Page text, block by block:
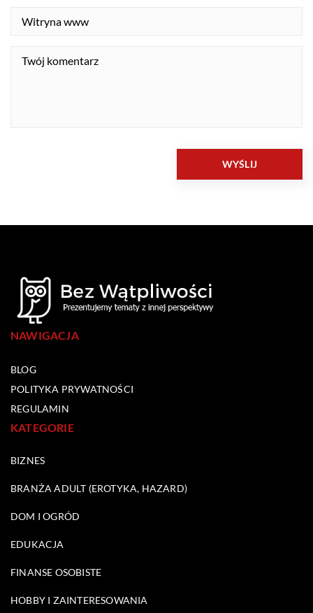
NAWIGACJA
BLOG
POLITYKA PRYWATNOŚCI
REGULAMIN
KATEGORIE
BIZNES
BRANŻA ADULT (EROTYKA, HAZARD)
DOM I OGRÓD
EDUKACJA
FINANSE OSOBISTE
HOBBY I ZAINTERESOWANIA